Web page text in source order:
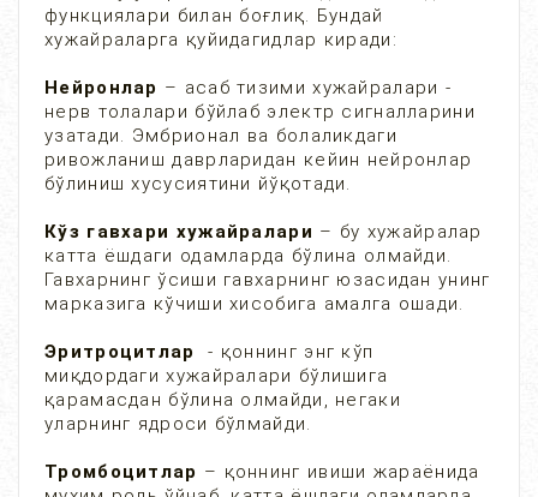
функциялари билан боғлиқ. Бундай
хужайраларга қуйидагидлар киради:
Нейронлар – асаб тизими хужайралари -
нерв толалари бўйлаб электр сигналларини
узатади. Эмбрионал ва болаликдаги
ривожланиш даврларидан кейин нейронлар
бўлиниш хусусиятини йўқотади.
Кўз гавхари хужайралари – бу хужайралар
катта ёшдаги одамларда бўлина олмайди.
Гавхарнинг ўсиши гавхарнинг юзасидан унинг
марказига кўчиши хисобига амалга ошади.
Эритроцитлар
- қоннинг энг кўп
миқдордаги хужайралари бўлишига
қарамасдан бўлина олмайди, негаки
уларнинг ядроси бўлмайди.
Тромбоцитлар – қоннинг ивиши жараёнида